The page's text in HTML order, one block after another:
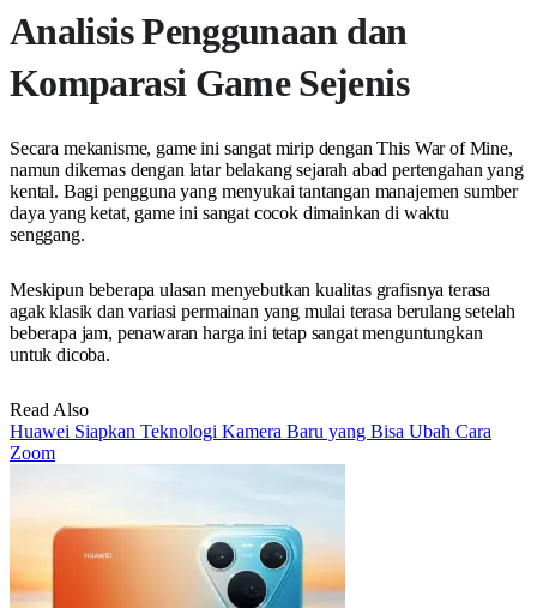
Analisis Penggunaan dan
Komparasi Game Sejenis
Secara mekanisme, game ini sangat mirip dengan This War of Mine,
namun dikemas dengan latar belakang sejarah abad pertengahan yang
kental. Bagi pengguna yang menyukai tantangan manajemen sumber
daya yang ketat, game ini sangat cocok dimainkan di waktu
senggang.
Meskipun beberapa ulasan menyebutkan kualitas grafisnya terasa
agak klasik dan variasi permainan yang mulai terasa berulang setelah
beberapa jam, penawaran harga ini tetap sangat menguntungkan
untuk dicoba.
Read Also
Huawei Siapkan Teknologi Kamera Baru yang Bisa Ubah Cara
Zoom